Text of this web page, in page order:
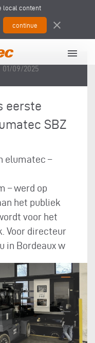
local content
close
menu
01/09/2025
eerste
SBZ
elumatec –
– werd op
het publiek
voor het
Voor directeur
in Bordeaux w